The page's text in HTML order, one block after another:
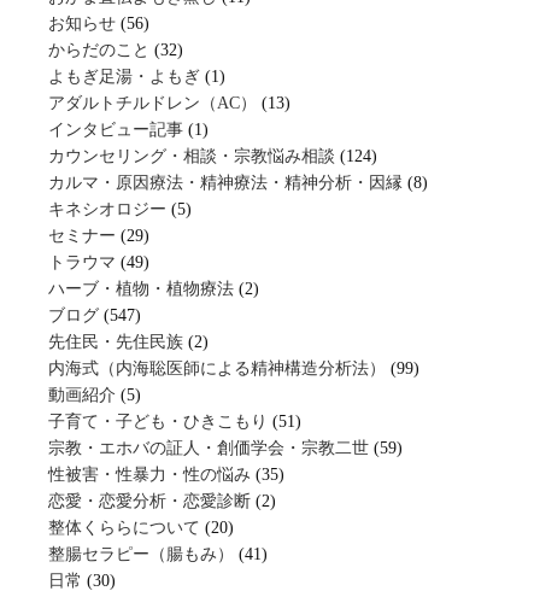
お知らせ (56)
からだのこと (32)
よもぎ足湯・よもぎ (1)
アダルトチルドレン（AC）
(13)
インタビュー記事 (1)
カウンセリング・相談・宗教悩み相談 (124)
カルマ・原因療法・精神療法・精神分析・因縁 (8)
キネシオロジー (5)
セミナー (29)
トラウマ (49)
ハーブ・植物・植物療法 (2)
ブログ (547)
先住民・先住民族 (2)
内海式（内海聡医師による精神構造分析法）
(99)
動画紹介 (5)
子育て・子ども・ひきこもり (51)
宗教・エホバの証人・創価学会・宗教二世 (59)
性被害・性暴力・性の悩み (35)
恋愛・恋愛分析・恋愛診断 (2)
整体くららについて (20)
整腸セラピー（腸もみ）
(41)
日常 (30)